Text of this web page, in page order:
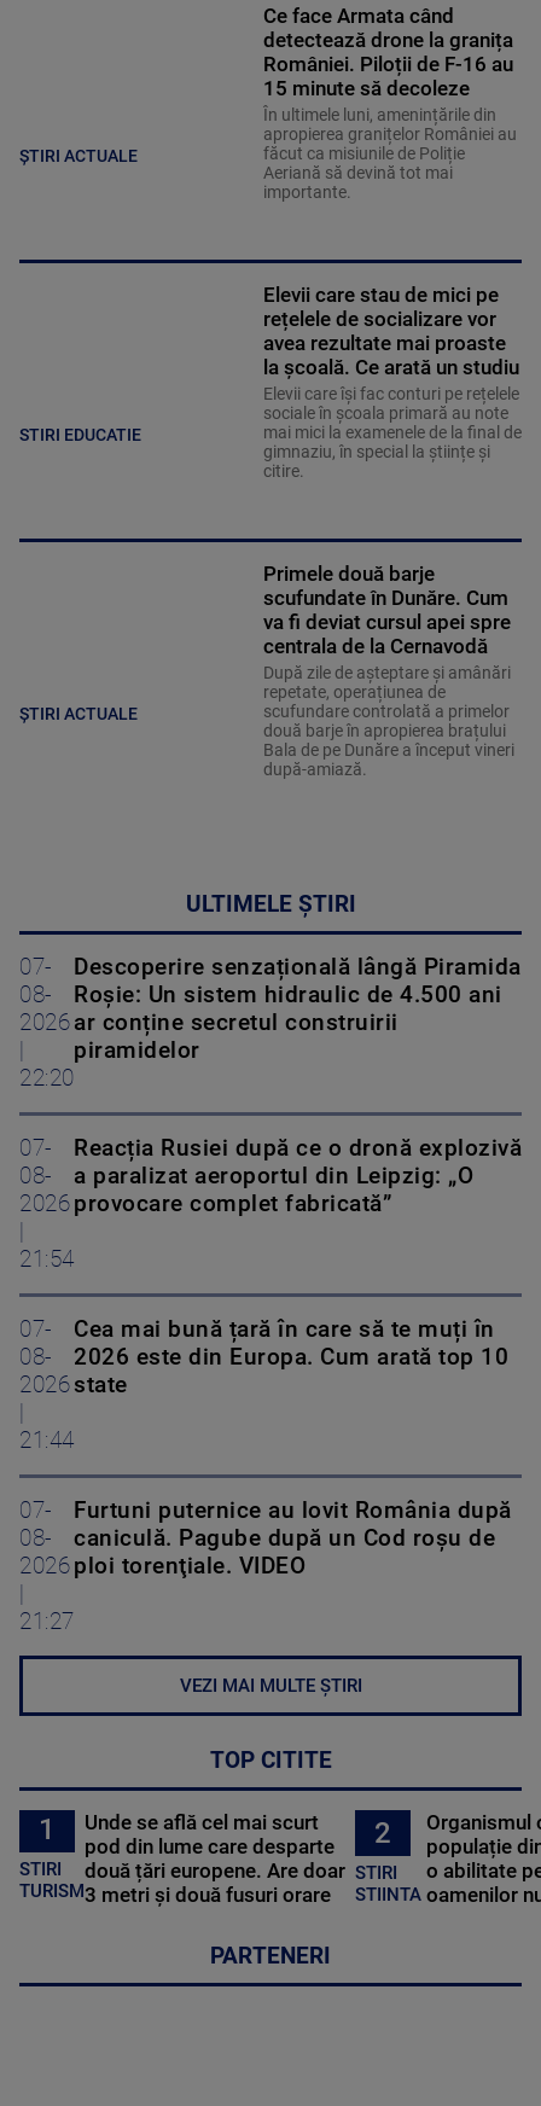
ȘTIRI ACTUALE
Ce face Armata când
detectează drone la granița
României. Piloții de F-16 au
15 minute să decoleze
În ultimele luni, amenințările din
apropierea granițelor României au
făcut ca misiunile de Poliție
Aeriană să devină tot mai
importante.
STIRI EDUCATIE
Elevii care stau de mici pe
rețelele de socializare vor
avea rezultate mai proaste
la școală. Ce arată un studiu
Elevii care îşi fac conturi pe rețelele
sociale în școala primară au note
mai mici la examenele de la final de
gimnaziu, în special la științe și
citire.
ȘTIRI ACTUALE
Primele două barje
scufundate în Dunăre. Cum
va fi deviat cursul apei spre
centrala de la Cernavodă
După zile de așteptare și amânări
repetate, operațiunea de
scufundare controlată a primelor
două barje în apropierea brațului
Bala de pe Dunăre a început vineri
după-amiază.
ULTIMELE ȘTIRI
07-
08-
2026
22:20
Descoperire senzațională lângă Piramida
Roșie: Un sistem hidraulic de 4.500 ani
ar conține secretul construirii
piramidelor
07-
08-
2026
21:54
Reacția Rusiei după ce o dronă explozivă
a paralizat aeroportul din Leipzig: „O
provocare complet fabricată”
07-
08-
2026
21:44
Cea mai bună țară în care să te muți în
2026 este din Europa. Cum arată top 10
state
07-
08-
2026
21:27
Furtuni puternice au lovit România după
caniculă. Pagube după un Cod roşu de
ploi torenţiale. VIDEO
VEZI MAI MULTE ȘTIRI
TOP CITITE
1
STIRI
TURISM
Unde se află cel mai scurt
pod din lume care desparte
două țări europene. Are doar
3 metri și două fusuri orare
2
STIRI
STIINTA
Organismul
populație
o abilitate
oamenilor
PARTENERI